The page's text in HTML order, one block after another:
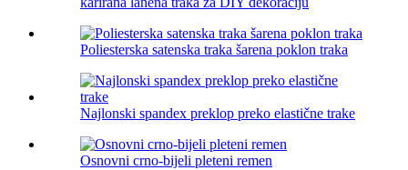
Poliesterska satenska traka šarena poklon traka
Najlonski spandex preklop preko elastične trake
Osnovni crno-bijeli pleteni remen